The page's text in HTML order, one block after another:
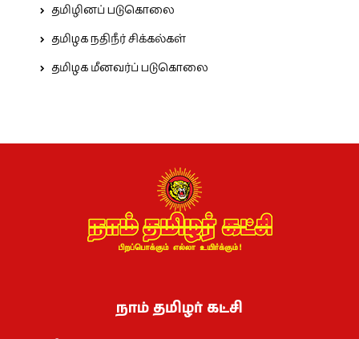
தமிழினப் படுகொலை
தமிழக நதிநீர் சிக்கல்கள்
தமிழக மீனவர்ப் படுகொலை
நாம் தமிழர் கட்சி